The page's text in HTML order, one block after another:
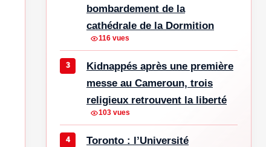
bombardement de la
cathédrale de la Dormition
116 vues
Kidnappés après une première
messe au Cameroun, trois
religieux retrouvent la liberté
103 vues
Toronto : l’Université